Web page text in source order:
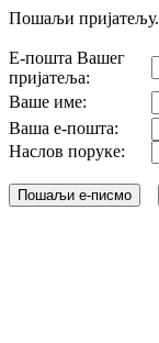
Пошаљи пријатељу.
Е-пошта Вашег
пријатеља:
Ваше име:
Ваша е-пошта:
Наслов поруке: